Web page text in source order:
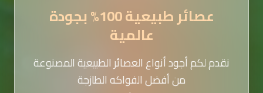
عصائر طبيعية 100% بجودة
عالمية
نقدم لكم أجود أنواع العصائر الطبيعية المصنوعة
من أفضل الفواكه الطازجة